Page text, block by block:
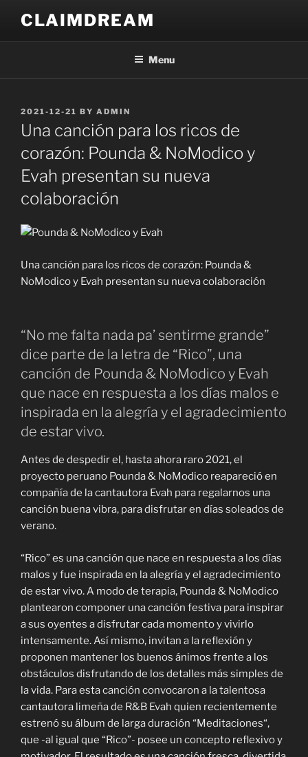
content
CLAIMDREAM
Menu
POSTED
ON
2021-12-21 BY ADMIN
Una canción para los ricos de
corazón: Pounda & NoModico y
Evah presentan su nueva
colaboración
Una canción para los ricos de corazón: Pounda &
NoModico y Evah presentan su nueva colaboración
“No me falta nada pa’ sentirme grande”
dice parte de la letra de “Rico”, una
canción de Pounda & NoModico y Evah
que nace en respuesta a los días malos e
inspirada en la alegría y el agradecimiento
de estar vivo.
Antes de despedir el, hasta ahora raro 2021, el
proyecto peruano Pounda & NoModico reapareció en
compañía de la cantautora Evah para regalarnos una
canción buena vibra, para disfrutar en días soleados de
verano.
“Rico” es una canción que nace en respuesta a los días
malos y fue inspirada en la alegría y el agradecimiento
de estar vivo. A modo de terapia, Pounda & NoModico
plantearon componer una canción festiva para inspirar
a sus oyentes a disfrutar cada momento y vivirlo
intensamente. Así mismo, invitan a la reflexión y
proponen mantener los buenos ánimos frente a los
obstáculos disfrutando de los detalles más simples de
la vida. Para esta canción convocaron a la talentosa
cantautora limeña de R&B Evah quien recientemente
estrenó su álbum de larga duración “Meditaciones“,
que -al igual que “Rico”- posee un concepto reflexivo y